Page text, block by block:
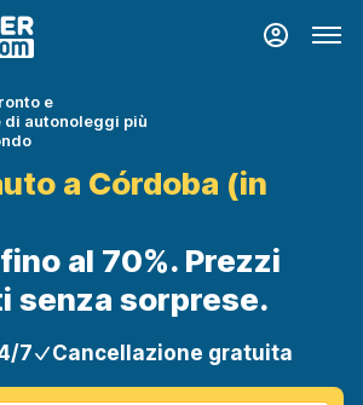
e
di autonoleggi più
a Córdoba (in
al 70%. Prezzi
senza sorprese.
7 Cancellazione gratuita